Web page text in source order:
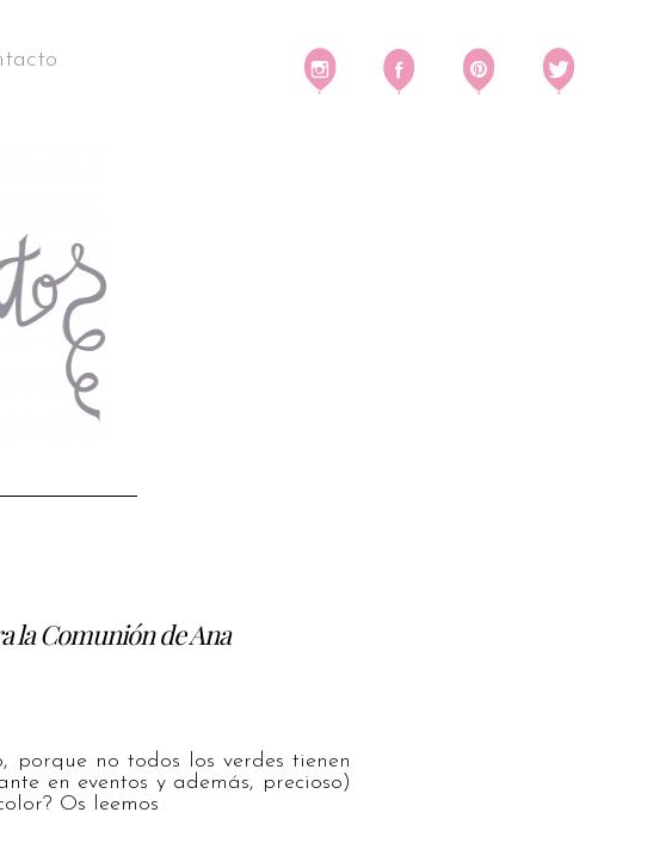
la Comunión de Ana
porque no todos los verdes tienen
en eventos y además, precioso)
Os leemos